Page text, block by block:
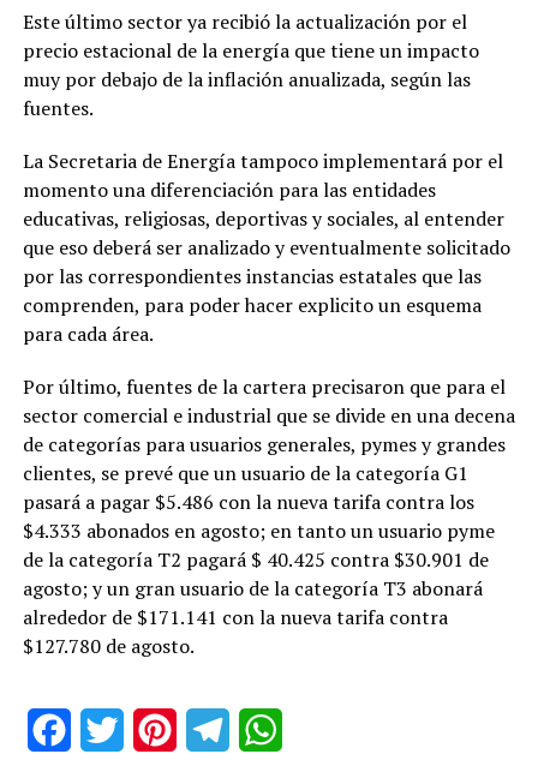
Este último sector ya recibió la actualización por el
precio estacional de la energía que tiene un impacto
muy por debajo de la inflación anualizada, según las
fuentes.
La Secretaria de Energía tampoco implementará por el
momento una diferenciación para las entidades
educativas, religiosas, deportivas y sociales, al entender
que eso deberá ser analizado y eventualmente solicitado
por las correspondientes instancias estatales que las
comprenden, para poder hacer explicito un esquema
para cada área.
Por último, fuentes de la cartera precisaron que para el
sector comercial e industrial que se divide en una decena
de categorías para usuarios generales, pymes y grandes
clientes, se prevé que un usuario de la categoría G1
pasará a pagar $5.486 con la nueva tarifa contra los
$4.333 abonados en agosto; en tanto un usuario pyme
de la categoría T2 pagará $ 40.425 contra $30.901 de
agosto; y un gran usuario de la categoría T3 abonará
alrededor de $171.141 con la nueva tarifa contra
$127.780 de agosto.
FacebookTwitter PinterestTelegram